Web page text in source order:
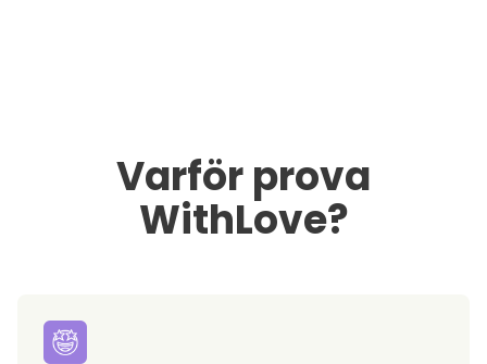
Varför prova
WithLove?